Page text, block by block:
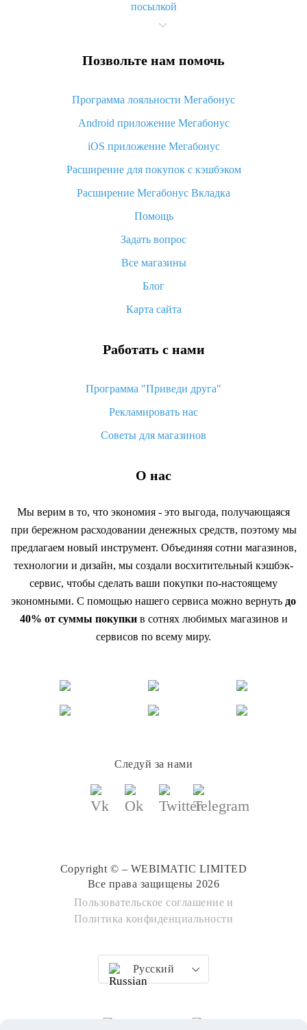
посылкой
Что значит статус «Заказ закрыт» на Алиэкспресс и что
Что делать, если Алиэкспресс просит ввести паспортные
Как узнать, куда пришла посылка с Алиэкспресс
Вы отменили заказ на Алиэкспресс, когда вернут деньги?
Что такое баллы на Алиэкспресс, как их получить и
«AliExpress Standard Shipping»: что это за метод доставки и
как его отслеживать
Как покупать оптом на Алиэкспресс
Что делать, если не пришел товар с Алиэкспресс
возврата денег
Позвольте нам помочь
Программа лояльности Мегабонус
Android приложение Мегабонус
iOS приложение Мегабонус
Расширение для покупок с кэшбэком
Расширение Мегабонус Вкладка
Помощь
Задать вопрос
Все магазины
Блог
Карта сайта
Работать с нами
Программа "Приведи друга"
Рекламировать нас
Советы для магазинов
О нас
Мы верим в то, что экономия - это выгода, получающаяся
при бережном расходовании денежных средств, поэтому мы
предлагаем новый инструмент. Объединяя сотни магазинов,
технологии и дизайн, мы создали восхитительный кэшбэк-
сервис, чтобы сделать ваши покупки по-настоящему
экономными. С помощью нашего сервиса можно вернуть до
40% от суммы покупкив сотнях любимых магазинов и
сервисов по всему миру.
Следуй за нами
Copyright © – WEBIMATIC LIMITED
Все права защищены 2026
Пользовательское соглашение и
Политика конфиденциальности
Русский